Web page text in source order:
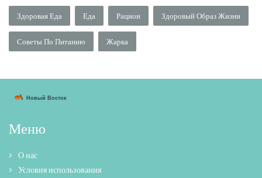
Здоровая Еда Еда Рацион Здоровый Образ Жизни
Советы По Питанию Жарка
Меню
О нас
Условия использования